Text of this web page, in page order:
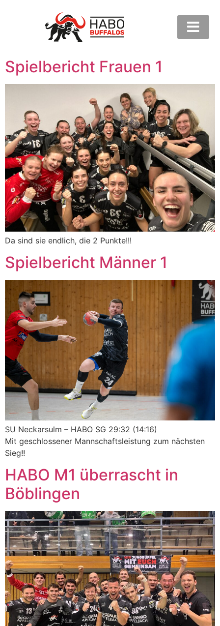
Spielbericht Frauen 1
Da sind sie endlich, die 2 Punkte!!!
Spielbericht Männer 1
SU Neckarsulm – HABO SG 29:32 (14:16)
Mit geschlossener Mannschaftsleistung zum nächsten
Sieg!!
HABO M1 überrascht in
Böblingen